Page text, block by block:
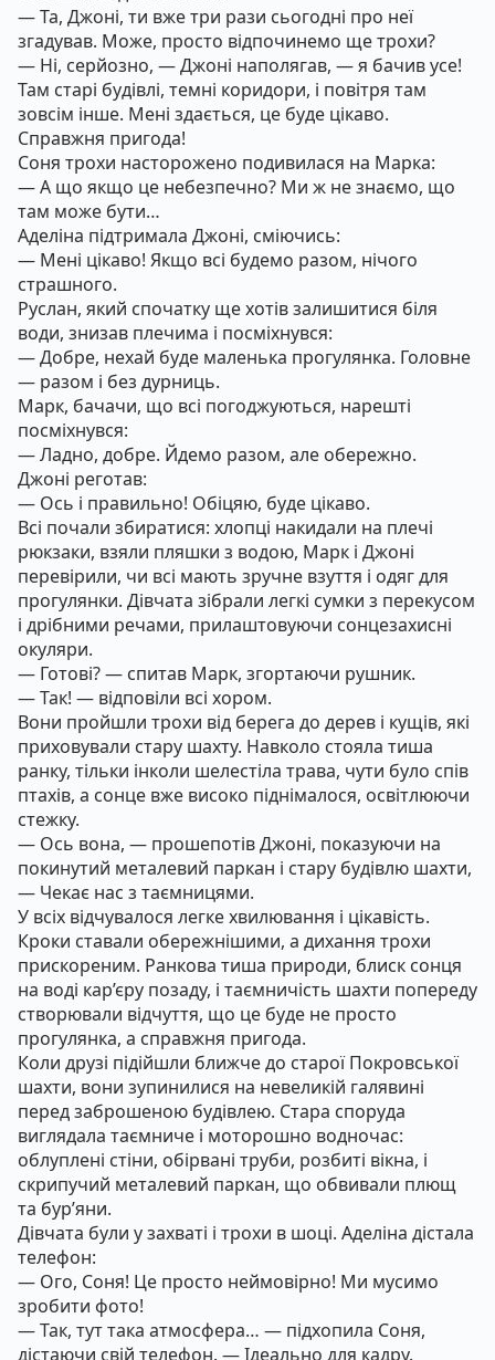
— Та, Джоні, ти вже три рази сьогодні про неї
згадував. Може, просто відпочинемо ще трохи?
— Ні, серйозно, — Джоні наполягав, — я бачив усе!
Там старі будівлі, темні коридори, і повітря там
зовсім інше. Мені здається, це буде цікаво.
Справжня пригода!
Соня трохи насторожено подивилася на Марка:
— А що якщо це небезпечно? Ми ж не знаємо, що
там може бути…
Аделіна підтримала Джоні, сміючись:
— Мені цікаво! Якщо всі будемо разом, нічого
страшного.
Руслан, який спочатку ще хотів залишитися біля
води, знизав плечима і посміхнувся:
— Добре, нехай буде маленька прогулянка. Головне
— разом і без дурниць.
Марк, бачачи, що всі погоджуються, нарешті
посміхнувся:
— Ладно, добре. Йдемо разом, але обережно.
Джоні реготав:
— Ось і правильно! Обіцяю, буде цікаво.
Всі почали збиратися: хлопці накидали на плечі
рюкзаки, взяли пляшки з водою, Марк і Джоні
перевірили, чи всі мають зручне взуття і одяг для
прогулянки. Дівчата зібрали легкі сумки з перекусом
і дрібними речами, прилаштовуючи сонцезахисні
окуляри.
— Готові? — спитав Марк, згортаючи рушник.
— Так! — відповіли всі хором.
Вони пройшли трохи від берега до дерев і кущів, які
приховували стару шахту. Навколо стояла тиша
ранку, тільки інколи шелестіла трава, чути було спів
птахів, а сонце вже високо піднімалося, освітлюючи
стежку.
— Ось вона, — прошепотів Джоні, показуючи на
покинутий металевий паркан і стару будівлю шахти,
— Чекає нас з таємницями.
У всіх відчувалося легке хвилювання і цікавість.
Кроки ставали обережнішими, а дихання трохи
прискореним. Ранкова тиша природи, блиск сонця
на воді кар’єру позаду, і таємничість шахти попереду
створювали відчуття, що це буде не просто
прогулянка, а справжня пригода.
Коли друзі підійшли ближче до старої Покровської
шахти, вони зупинилися на невеликій галявині
перед заброшеною будівлею. Стара споруда
виглядала таємниче і моторошно водночас:
облуплені стіни, обірвані труби, розбиті вікна, і
скрипучий металевий паркан, що обвивали плющ
та бур’яни.
Дівчата були у захваті і трохи в шоці. Аделіна дістала
телефон:
— Ого, Соня! Це просто неймовірно! Ми мусимо
зробити фото!
— Так, тут така атмосфера… — підхопила Соня,
дістаючи свій телефон. — Ідеально для кадру.